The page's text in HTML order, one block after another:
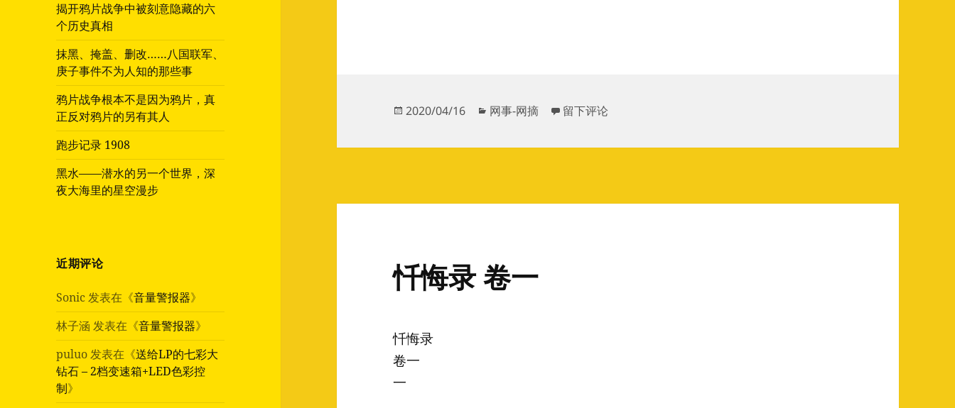
揭开鸦片战争中被刻意隐藏的六
个历史真相
抹黑、掩盖、删改……八国联军、
庚子事件不为人知的那些事
鸦片战争根本不是因为鸦片，真
正反对鸦片的另有其人
跑步记录 1908
黑水——潜水的另一个世界，深
夜大海里的星空漫步
近期评论
Sonic发表在《音量警报器》
林子涵 发表在《音量警报器》
puluo发表在《送给LP的七彩大
钻石 – 2档变速箱+LED色彩控
制》
发
于
2020/04/16
分
网事-网摘 于泪目！27个人的生前最后一张照片：我们能呼吸下一口气，是因为上帝愿意
留下评论
忏悔录 卷一
忏悔录
卷一
一